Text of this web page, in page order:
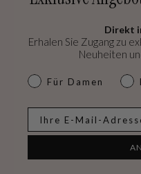
Direkt
Erhalen Sie Zugang zu
Neuheiten
dames & heren
Für Damen